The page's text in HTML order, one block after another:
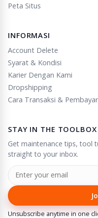
Peta Situs
INFORMASI
Account Delete
Syarat & Kondisi
Karier Dengan Kami
Dropshipping
Cara Transaksi &
STAY IN THE
Get maintenance tips, tool
straight to your inbox.
Unsubscribe anytime in one